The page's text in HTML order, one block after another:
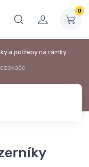
0
a potřeby na rámky